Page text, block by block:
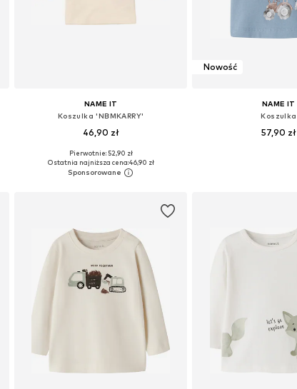
NAME IT
Koszulka 'NBMKARRY'
46,90 zł
Dostępne rozmiary: 56, 62, 68, 74, 80, 86
Dodaj do koszyka
Pierwotnie: 52,90 zł
Ostatnia najniższa cena:46,90 zł
Nowość
NAME IT
Koszulka
57,90 zł